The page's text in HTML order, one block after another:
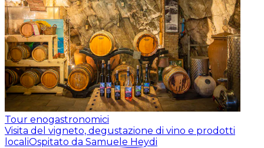
Tour enogastronomici
Visita del vigneto, degustazione di vino e prodotti
localiOspitato da Samuele Heydi